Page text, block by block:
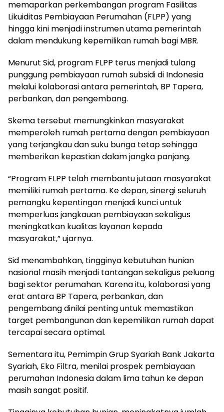
memaparkan perkembangan program Fasilitas
Likuiditas Pembiayaan Perumahan (FLPP) yang
hingga kini menjadi instrumen utama pemerintah
dalam mendukung kepemilikan rumah bagi MBR.
Menurut Sid, program FLPP terus menjadi tulang
punggung pembiayaan rumah subsidi di Indonesia
melalui kolaborasi antara pemerintah, BP Tapera,
perbankan, dan pengembang.
Skema tersebut memungkinkan masyarakat
memperoleh rumah pertama dengan pembiayaan
yang terjangkau dan suku bunga tetap sehingga
memberikan kepastian dalam jangka panjang.
“Program FLPP telah membantu jutaan masyarakat
memiliki rumah pertama. Ke depan, sinergi seluruh
pemangku kepentingan menjadi kunci untuk
memperluas jangkauan pembiayaan sekaligus
meningkatkan kualitas layanan kepada
masyarakat,” ujarnya.
Sid menambahkan, tingginya kebutuhan hunian
nasional masih menjadi tantangan sekaligus peluang
bagi sektor perumahan. Karena itu, kolaborasi yang
erat antara BP Tapera, perbankan, dan
pengembang dinilai penting untuk memastikan
target pembangunan dan kepemilikan rumah dapat
tercapai secara optimal.
Sementara itu, Pemimpin Grup Syariah Bank Jakarta
Syariah, Eko Filtra, menilai prospek pembiayaan
perumahan Indonesia dalam lima tahun ke depan
masih sangat positif.